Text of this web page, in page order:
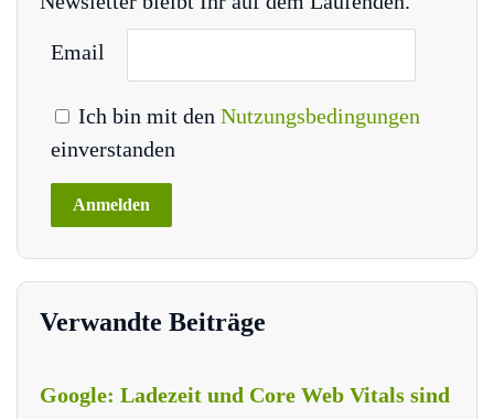
Email
Ich bin mit den Nutzungsbedingungen
einverstanden
Verwandte Beiträge
Google: Ladezeit und Core Web Vitals sind